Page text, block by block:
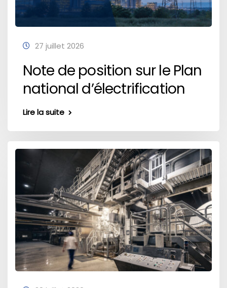
27 juillet 2026
Note de position sur le Plan
national d’électrification
Lire la suite